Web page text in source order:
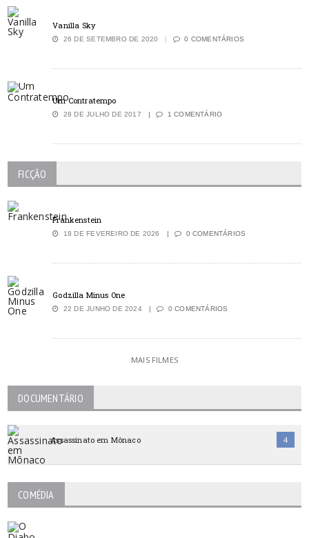
Vanilla Sky
26 DE SETEMBRO DE 2020 0 COMENTÁRIOS
Um Contratempo
28 DE JULHO DE 2017 1 COMENTÁRIO
FICÇÃO
Frankenstein
18 DE FEVEREIRO DE 2026 0 COMENTÁRIOS
Godzilla Minus One
22 DE JUNHO DE 2024 0 COMENTÁRIOS
MAIS FILMES
DOCUMENTÁRIO
Assassinato em Mônaco 4
COMÉDIA